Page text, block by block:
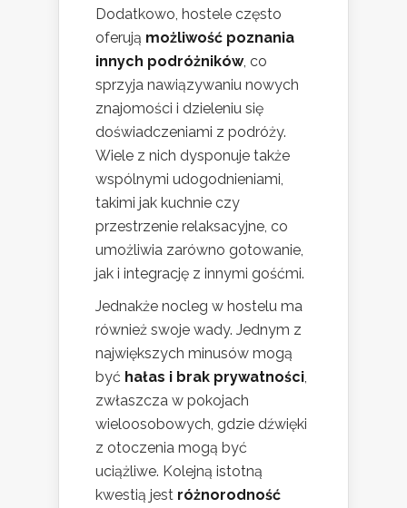
Dodatkowo, hostele często
oferują możliwość poznania
innych podróżników, co
sprzyja nawiązywaniu nowych
znajomości i dzieleniu się
doświadczeniami z podróży.
Wiele z nich dysponuje także
wspólnymi udogodnieniami,
takimi jak kuchnie czy
przestrzenie relaksacyjne, co
umożliwia zarówno gotowanie,
jak i integrację z innymi gośćmi.
Jednakże nocleg w hostelu ma
również swoje wady. Jednym z
największych minusów mogą
być hałas i brak prywatności
zwłaszcza w pokojach
wieloosobowych, gdzie dźwięki
z otoczenia mogą być
uciążliwe. Kolejną istotną
kwestią jest różnorodność